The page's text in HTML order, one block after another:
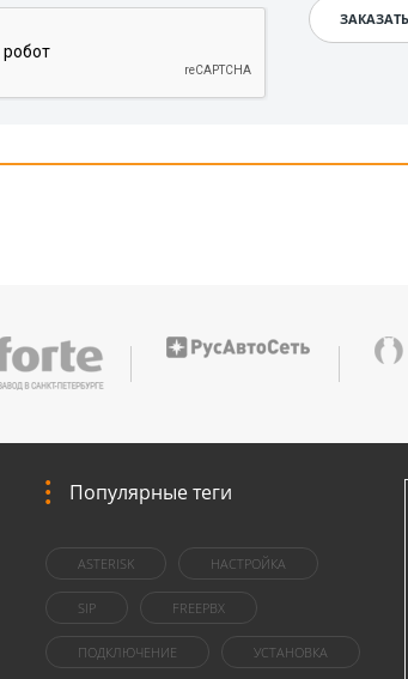
Популярные теги
ASTERISK НАСТРОЙКА
SIP FREEPBX
ПОДКЛЮЧЕНИЕ УСТАНОВКА